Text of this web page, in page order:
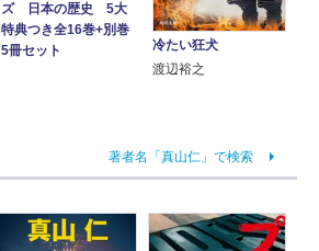
ズ 日本の歴史 5大
特典つき全16巻+別巻
5冊セット
冷たい狂犬
渡辺裕之
著者名「真山仁」で検索